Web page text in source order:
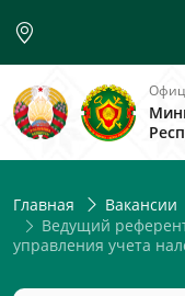
Главная Вакансии
Ведущий
управления учета